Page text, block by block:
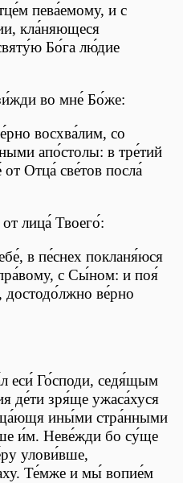
пева́емому, и с
кла́няющеся
Бо́га лю́дие
во мне́ Бо́же:
восхва́лим, со
апо́столы: в тре́тий
Отца́ све́тов посла́
лица́ Твоего́:
в пе́снех покланя́юся
с Сы́ном: и поя́
достодо́лжно ве́рно
еси́ Го́споди, седя́щым
де́ти зря́ще ужаса́хуся
ины́ми стра́нными
и́м. Неве́жди бо су́ще
улови́вше,
Те́мже и мы́ вопие́м